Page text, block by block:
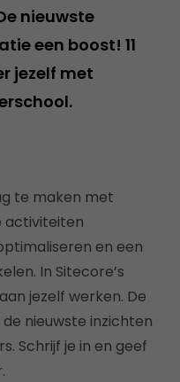
nieuwste
een boost! 11
jezelf met
te maken met
activiteiten
en een
In Sitecore’s
jezelf werken. De
nieuwste inzichten
Schrijf je in en geef